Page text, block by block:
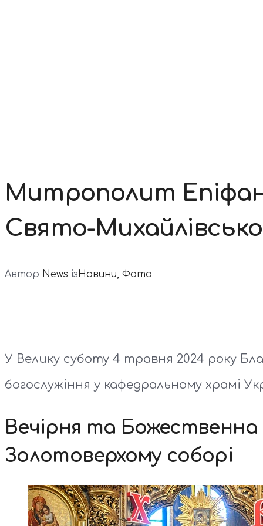
Митрополит
Свято-
Автор News ізНовини, Фото
У Велику суботу 4 травня 2024 року
богослужіння у кафедральному храмі
Вечірня та Божественна
Золотоверхому соборі